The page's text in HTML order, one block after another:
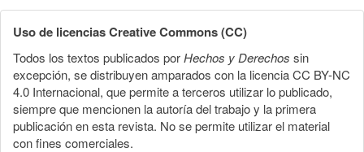
Uso de licencias Creative Commons (CC)
Todos los textos publicados porHechos y Derechos sin
excepción, se distribuyen amparados con la licencia CC BY-NC
4.0 Internacional, que permite a terceros utilizar lo publicado,
siempre que mencionen la autoría del trabajo y la primera
publicación en esta revista. No se permite utilizar el material
con fines comerciales.